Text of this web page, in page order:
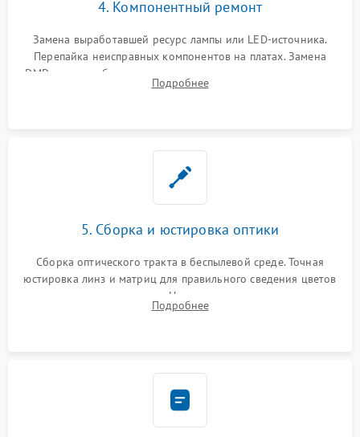
4. Компонентный ремонт
Замена выработавшей ресурс лампы или LED-источника.
Перепайка неисправных компонентов на платах. Замена
DMD-чипа при битых пикселях, установка нового цветового
колеса или восстановление сгоревших поляризационных
Подробнее
5. Сборка и юстировка оптики
Сборка оптического тракта в беспылевой среде. Точная
юстировка линз и матриц для правильного сведения цветов
и устранения размытия. Надежное подключение всех
шлейфов, установка датчиков и закрытие корпуса
Подробнее